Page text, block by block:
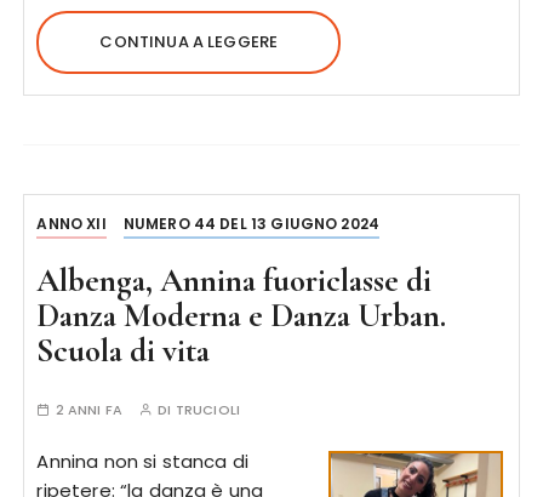
CONTINUA A LEGGERE
ANNO XII NUMERO 44 DEL 13 GIUGNO 2024
Albenga, Annina fuoriclasse di
Danza Moderna e Danza Urban.
Scuola di vita
2 ANNI FA DI TRUCIOLI
Annina non si stanca di
ripetere: “la danza è una